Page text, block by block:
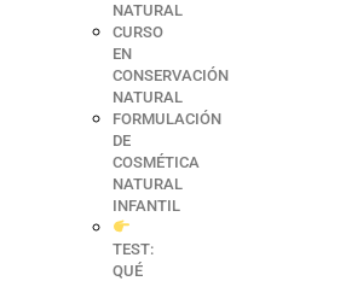
NATURAL
CURSO
EN
CONSERVACIÓN
NATURAL
FORMULACIÓN
DE
COSMÉTICA
NATURAL
INFANTIL
TEST:
QUÉ